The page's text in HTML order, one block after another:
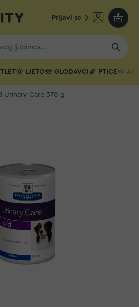
Prijavi se
Moja
LJETO GLODAVCI PTICE
Urinary Care 370 g